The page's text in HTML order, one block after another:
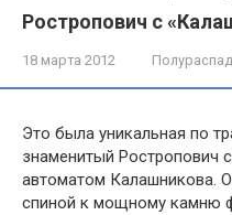
Ростропович с
18 марта 2012
Это была уникальная по
знаменитый
автоматом Калашникова.
спиной к мощному камню